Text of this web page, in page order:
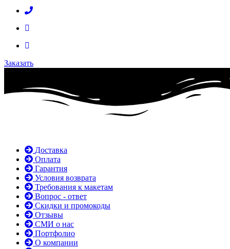
Заказать
Доставка
Оплата
Гарантия
Условия возврата
Требования к макетам
Вопрос - ответ
Скидки и промокоды
Отзывы
СМИ о нас
Портфолио
О компании